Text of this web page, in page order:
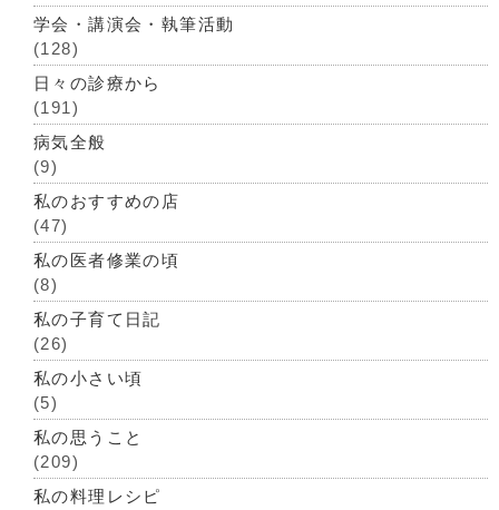
学会・講演会・執筆活動
(128)
日々の診療から
(191)
病気全般
(9)
私のおすすめの店
(47)
私の医者修業の頃
(8)
私の子育て日記
(26)
私の小さい頃
(5)
私の思うこと
(209)
私の料理レシピ